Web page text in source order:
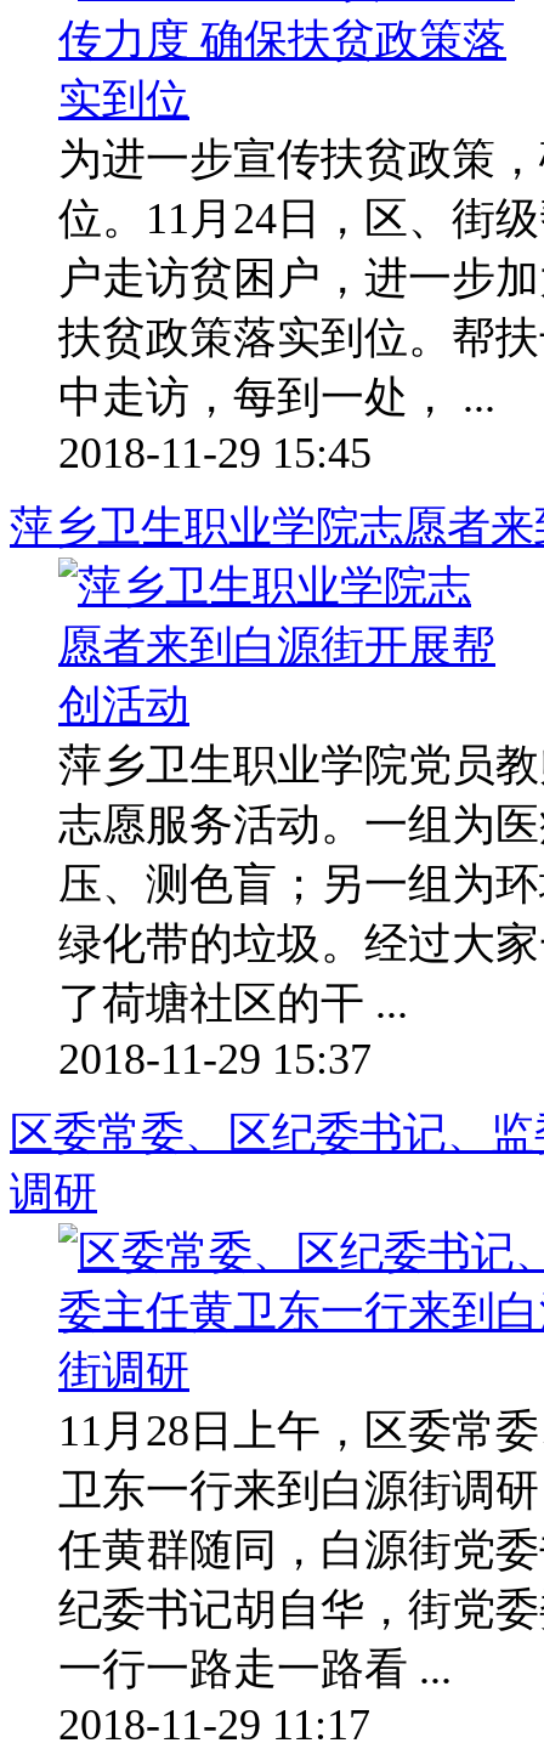
为进一步宣传扶贫政策
位。11月24日，区、街
户走访贫困户，进一步
扶贫政策落实到位。帮
中走访，每到一处， ...
2018-11-29 15:45
萍乡卫生职业学院志愿者
萍乡卫生职业学院党员
志愿服务活动。一组为
压、测色盲；另一组为
绿化带的垃圾。经过大
了荷塘社区的干 ...
2018-11-29 15:37
区委常委、区纪委书记、
调研
11月28日上午，区委常
卫东一行来到白源街调
任黄群随同，白源街党
纪委书记胡自华，街党
一行一路走一路看 ...
2018-11-29 11:17